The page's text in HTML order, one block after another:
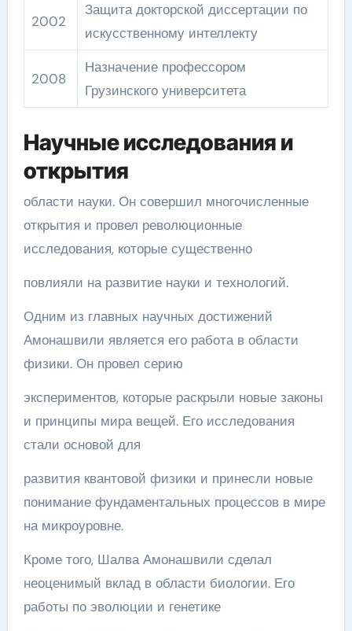
2002
Защита докторской диссертации по
искусственному интеллекту
2008
Назначение профессором
Грузинского университета
Научные исследования и
открытия
области науки. Он совершил многочисленные
открытия и провел революционные
исследования, которые существенно
повлияли на развитие науки и технологий.
Одним из главных научных достижений
Амонашвили является его работа в области
физики. Он провел серию
экспериментов, которые раскрыли новые законы
и принципы мира вещей. Его исследования
стали основой для
развития квантовой физики и принесли новые
понимание фундаментальных процессов в мире
на микроуровне.
Кроме того, Шалва Амонашвили сделал
неоценимый вклад в области биологии. Его
работы по эволюции и генетике